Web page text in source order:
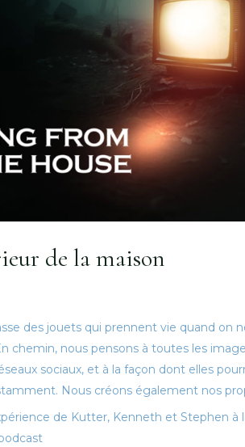
de la maison
des jouets qui prennent vie quand on
chemin, nous pensons à toutes les
sociaux, et à la façon dont elles
Nous créons également nos
de Kutter, Kenneth et Stephen à